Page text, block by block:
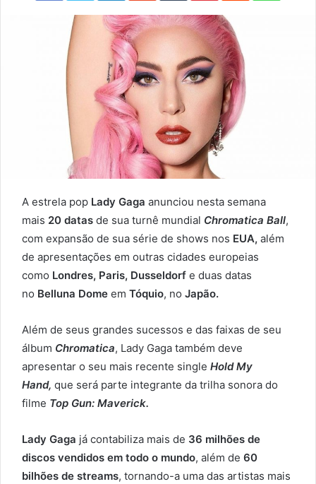
A estrela pop Lady Gaga anunciou nesta semana
mais 20 datas de sua turnê mundial Chromatica Ball,
com expansão de sua série de shows nos EUA, além
de apresentações em outras cidades europeias
como Londres, Paris, Dusseldorf e duas datas
no Belluna Dome em Tóquio, no Japão.
Além de seus grandes sucessos e das faixas de seu
álbum Chromatica, Lady Gaga também deve
apresentar o seu mais recente single Hold My
Hand, que será parte integrante da trilha sonora do
filme Top Gun: Maverick.
Lady Gaga já contabiliza mais de 36 milhões de
discos vendidos em todo o mundo, além de 60
bilhões de streams, tornando-a uma das artistas mais